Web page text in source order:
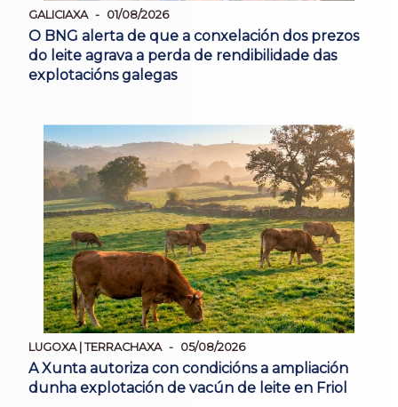
GALICIAXA 01/08/2026
O BNG alerta de que a conxelación dos prezos
do leite agrava a perda de rendibilidade das
explotacións galegas
LUGOXA | TERRACHAXA 05/08/2026
A Xunta autoriza con condicións a ampliación
dunha explotación de vacún de leite en Friol